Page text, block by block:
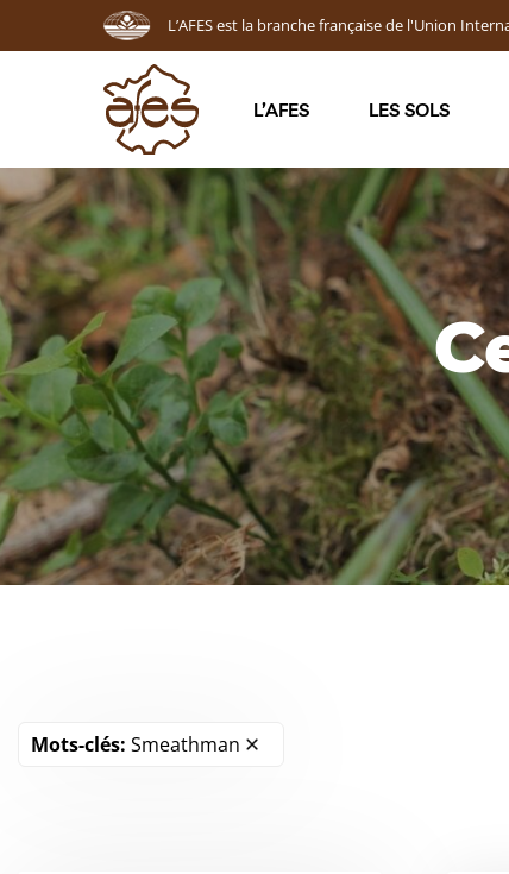
L’AFES est la branche française de l'Union
L’AFES LES SOLS
Mots-clés: Smeathman